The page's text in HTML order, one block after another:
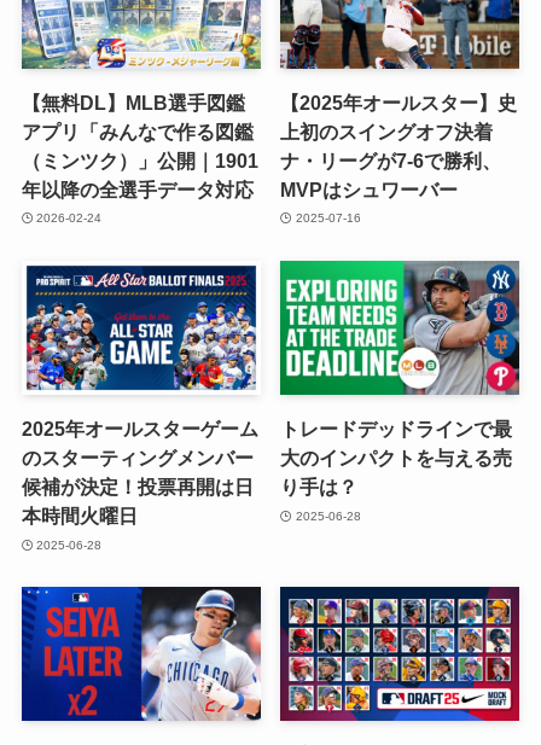
【無料DL】MLB選手図鑑
アプリ「みんなで作る図鑑
（ミンツク）」公開｜1901
年以降の全選手データ対応
2026-02-24
【2025年オールスター】史
上初のスイングオフ決着
ナ・リーグが7-6で勝利、
MVPはシュワーバー
2025-07-16
2025年オールスターゲーム
のスターティングメンバー
候補が決定！投票再開は日
本時間火曜日
2025-06-28
トレードデッドラインで最
大のインパクトを与える売
り手は？
2025-06-28